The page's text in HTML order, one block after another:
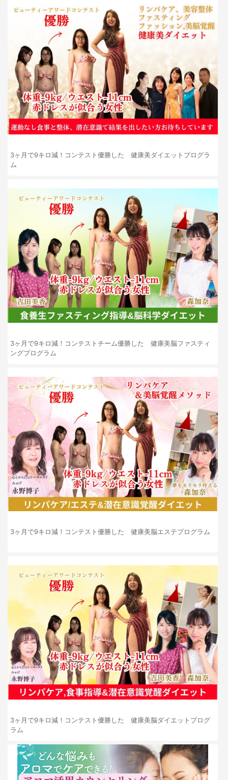
3ヶ月で9キロ減！コンテスト優勝した 健康美ダイエットプログラ
ム
3ヶ月で9キロ減！コンテストチーム優勝した 健康美脳ファスティ
ングプログラム
3ヶ月で9キロ減！コンテスト優勝した 健康美脳エステプログラム
3ヶ月で9キロ減！コンテスト優勝した 健康美脳ダイエットプログ
ラム